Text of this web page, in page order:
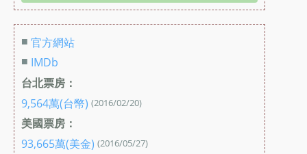
■ 官方網站
■ IMDb
台北票房：
9,564萬(台幣) (2016/02/20)
美國票房：
93,665萬(美金) (2016/05/27)